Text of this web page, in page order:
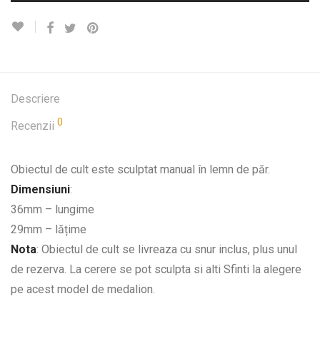
Descriere
Recenzii 0
Obiectul de cult este sculptat manual în lemn de păr.
Dimensiuni:
36mm – lungime
29mm – lățime
Nota: Obiectul de cult se livreaza cu snur inclus, plus unul
de rezerva. La cerere se pot sculpta si alti Sfinti la alegere
pe acest model de medalion.